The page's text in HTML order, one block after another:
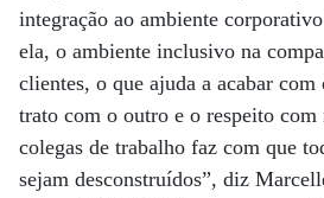
integração ao ambiente
ela, o ambiente inclusivo na
clientes, o que ajuda a acabar com
trato com o outro e o respeito com
colegas de trabalho faz com que
sejam desconstruídos”, diz